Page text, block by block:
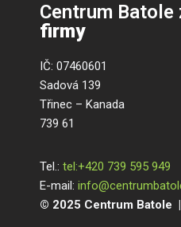
Centrum Batole
firmy
IČ: 07460601
Sadová 139
Třinec – Kanada
739 61
Tel.: tel:+420 739 595 949
E-mail:
© 2025 Centrum Batole |